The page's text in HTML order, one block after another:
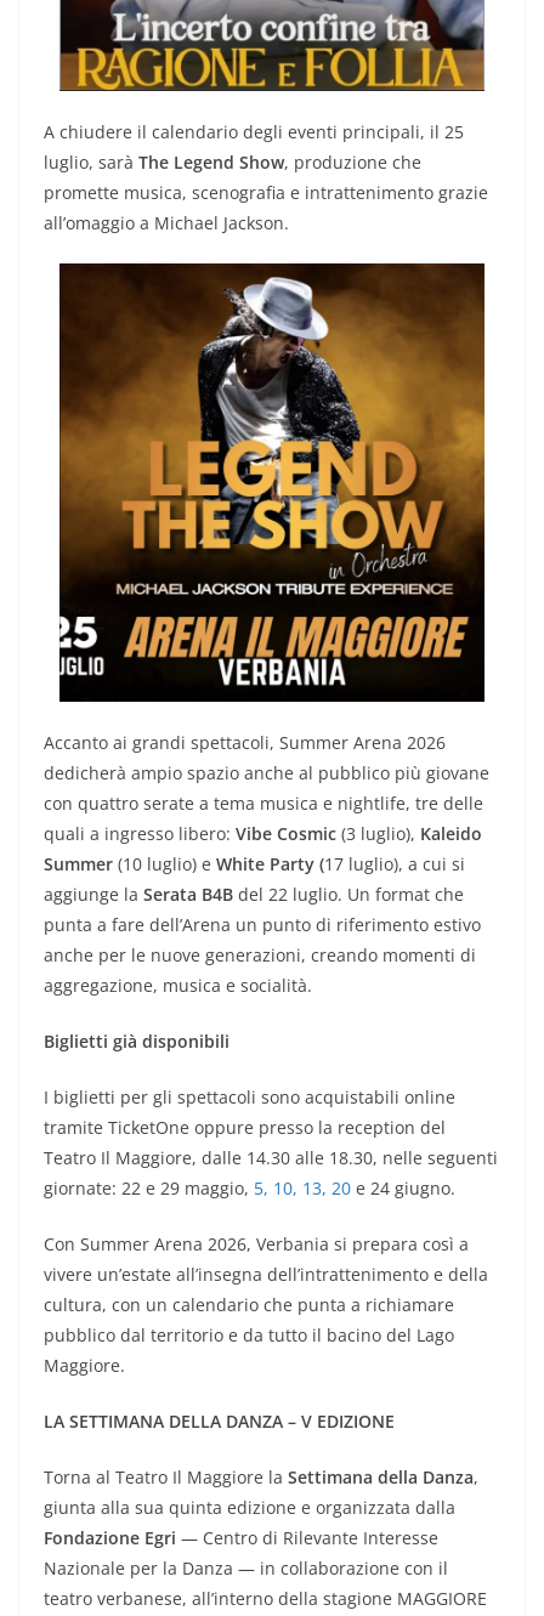
A chiudere il calendario degli eventi principali, il 25
luglio, sarà The Legend Show, produzione che
promette musica, scenografia e intrattenimento grazie
all’omaggio a Michael Jackson.
Accanto ai grandi spettacoli, Summer Arena 2026
dedicherà ampio spazio anche al pubblico più giovane
con quattro serate a tema musica e nightlife, tre delle
quali a ingresso libero: Vibe Cosmic (3 luglio), Kaleido
Summer (10 luglio) e White Party (17 luglio), a cui si
aggiunge la Serata B4B del 22 luglio. Un format che
punta a fare dell’Arena un punto di riferimento estivo
anche per le nuove generazioni, creando momenti di
aggregazione, musica e socialità.
Biglietti già disponibili
I biglietti per gli spettacoli sono acquistabili online
tramite TicketOne oppure presso la reception del
Teatro Il Maggiore, dalle 14.30 alle 18.30, nelle seguenti
giornate: 22 e 29 maggio, 5, 10, 13, 20 e 24 giugno.
Con Summer Arena 2026, Verbania si prepara così a
vivere un’estate all’insegna dell’intrattenimento e della
cultura, con un calendario che punta a richiamare
pubblico dal territorio e da tutto il bacino del Lago
Maggiore.
LA SETTIMANA DELLA DANZA – V EDIZIONE
Torna al Teatro Il Maggiore la Settimana della Danza,
giunta alla sua quinta edizione e organizzata dalla
Fondazione Egri — Centro di Rilevante Interesse
Nazionale per la Danza — in collaborazione con il
teatro verbanese, all’interno della stagione MAGGIORE